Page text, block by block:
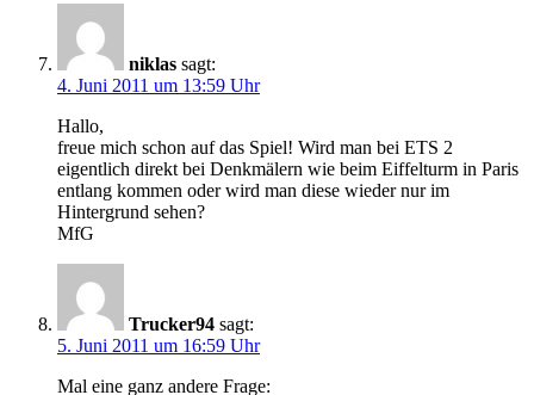
niklas sagt:
4. Juni 2011 um 13:59 Uhr
Hallo,
freue mich schon auf das Spiel! Wird man bei ETS 2
eigentlich direkt bei Denkmälern wie beim Eiffelturm in Paris
entlang kommen oder wird man diese wieder nur im
Hintergrund sehen?
MfG
Trucker94 sagt:
5. Juni 2011 um 16:59 Uhr
Mal eine ganz andere Frage: